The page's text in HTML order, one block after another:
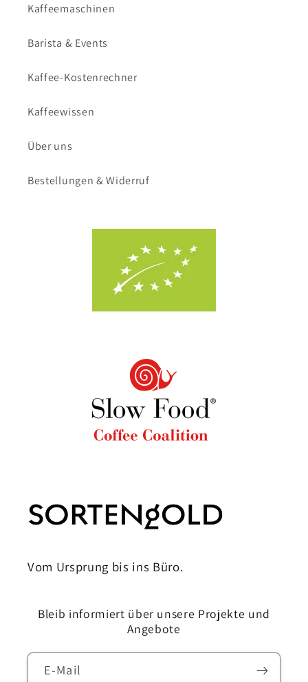
Kaffeemaschinen
Barista & Events
Kaffee-Kostenrechner
Kaffeewissen
Über uns
Bestellungen & Widerruf
Vom Ursprung bis ins Büro.
Bleib informiert über unsere Projekte und
Angebote
E-Mail